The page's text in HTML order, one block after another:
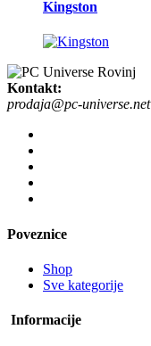
Kingston
Kontakt:
prodaja@pc-universe.net
Poveznice
Shop
Sve kategorije
Informacije